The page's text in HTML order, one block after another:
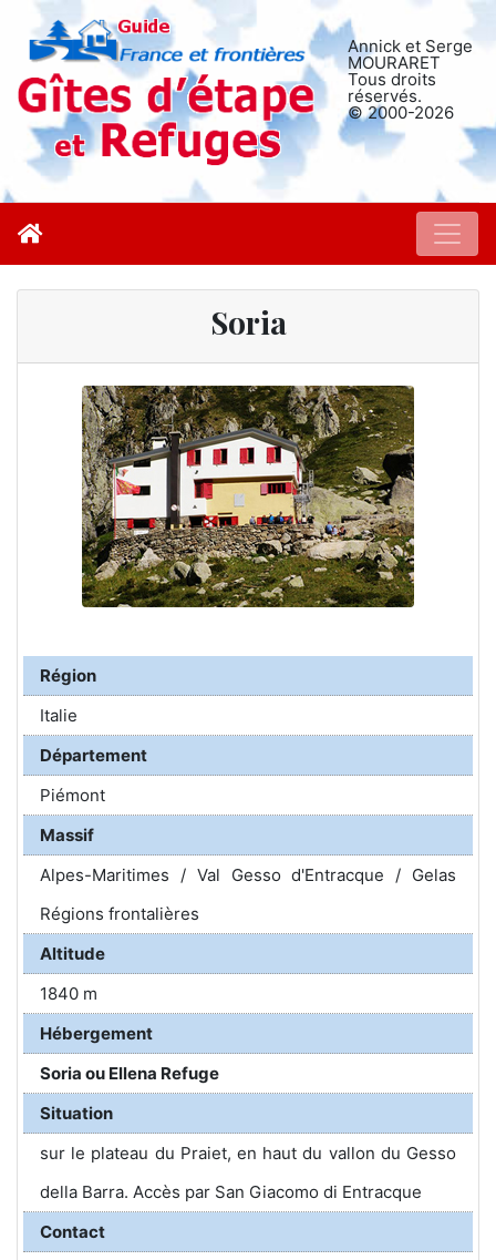
Annick et Serge
MOURARET
Tous droits
réservés.
© 2000-2026
Soria
Région
Italie
Département
Piémont
Massif
Alpes-Maritimes / Val Gesso d'Entracque / Gelas
Régions frontalières
Altitude
1840 m
Hébergement
Soria ou Ellena Refuge
Situation
sur le plateau du Praiet, en haut du vallon du Gesso
della Barra. Accès par San Giacomo di Entracque
Contact